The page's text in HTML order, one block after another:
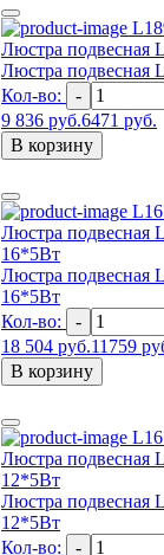
Люстра подвесная
Люстра подвесная
Кол-во:
-
9 836 руб.6471 руб.
В корзину
Люстра
16*5Вт
Люстра
16*5Вт
Кол-во:
-
18 504 руб.11759
В корзину
Люстра
12*5Вт
Люстра
12*5Вт
Кол-во:
-